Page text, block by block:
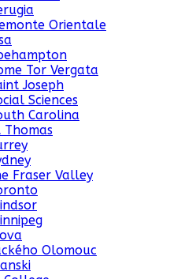
Orientale
Tor Vergata
Joseph
Sciences
Carolina
Thomas
Fraser Valley
Olomouc